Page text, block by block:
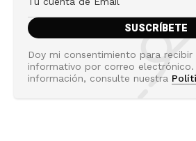
Doy mi consentimiento para
informativo por correo electrónico.
información, consulte nuestra